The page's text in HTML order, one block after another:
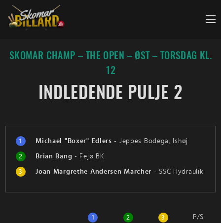
Fortsæt
indhold
SKOMAR CHAMP – THE OPEN – ØST – TORSDAG KL.
12
INDLEDENDE PULJE 2
1 Michael "Boxer" Edlers - Jeppes Bodega, Ishøj
2
Brian Bang - Fejø BK
3
Joan Margrethe Andersen Marcher - SSC Hydraulik
1 2 3
P/S